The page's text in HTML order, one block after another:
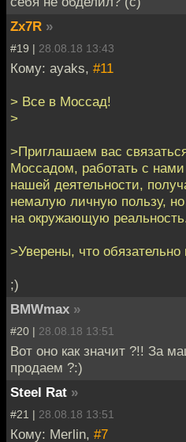
Zx7R »
#19 | 28.08.18 13:43
Кому: ayaks, #11
> Все в Моссад!
>
>Приглашаем вас
Моссадом, работать с
нашей деятельности,
немалую личную пользу,
на окружающую
>Уверены, что
;)
BMWmax »
#20 | 28.08.18 13:51
Вот оно как значит ?!! За
продаем ?:)
Steel Rat »
#21 | 28.08.18 13:51
Кому: Merlin, #7